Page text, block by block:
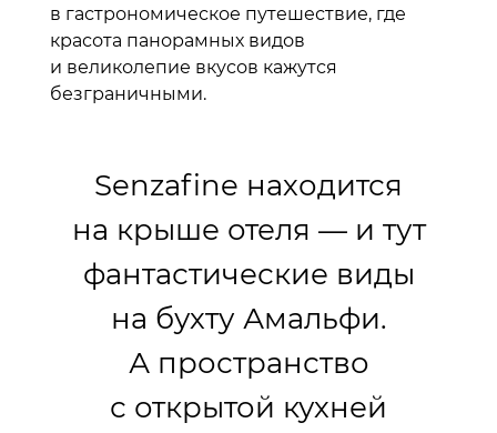
в гастрономическое путешествие, где
красота панорамных видов
и великолепие вкусов кажутся
безграничными.
Senzafine находится
на крыше отеля — и тут
фантастические виды
на бухту Амальфи.
А пространство
с открытой кухней